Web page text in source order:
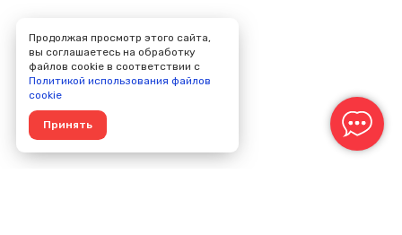
Продолжая просмотр этого сайта,
вы соглашаетесь на обработку
файлов cookie в соответствии с
Политикой использования файлов
cookie
Принять